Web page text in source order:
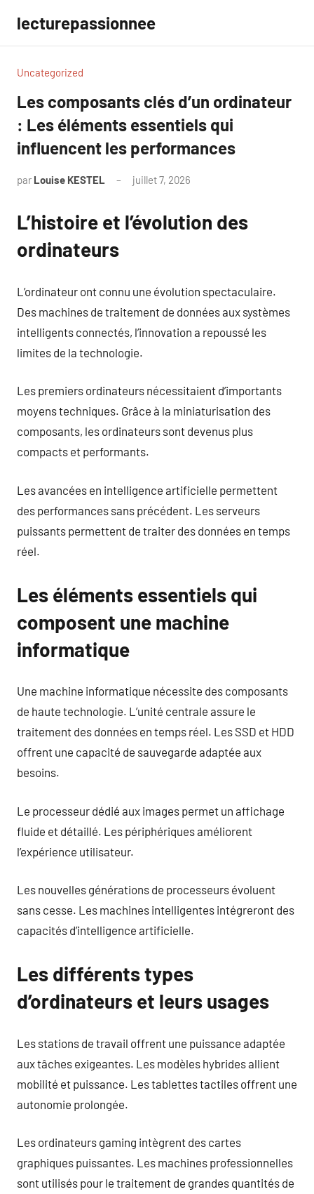
contenu
lecturepassionnee
Uncategorized
Les composants clés d’un ordinateur
: Les éléments essentiels qui
influencent les performances
par Louise KESTEL juillet 7, 2026
L’histoire et l’évolution des
ordinateurs
L’ordinateur ont connu une évolution spectaculaire.
Des machines de traitement de données aux systèmes
intelligents connectés, l’innovation a repoussé les
limites de la technologie.
Les premiers ordinateurs nécessitaient d’importants
moyens techniques. Grâce à la miniaturisation des
composants, les ordinateurs sont devenus plus
compacts et performants.
Les avancées en intelligence artificielle permettent
des performances sans précédent. Les serveurs
puissants permettent de traiter des données en temps
réel.
Les éléments essentiels qui
composent une machine
informatique
Une machine informatique nécessite des composants
de haute technologie. L’unité centrale assure le
traitement des données en temps réel. Les SSD et HDD
offrent une capacité de sauvegarde adaptée aux
besoins.
Le processeur dédié aux images permet un affichage
fluide et détaillé. Les périphériques améliorent
l’expérience utilisateur.
Les nouvelles générations de processeurs évoluent
sans cesse. Les machines intelligentes intégreront des
capacités d’intelligence artificielle.
Les différents types
d’ordinateurs et leurs usages
Les stations de travail offrent une puissance adaptée
aux tâches exigeantes. Les modèles hybrides allient
mobilité et puissance. Les tablettes tactiles offrent une
autonomie prolongée.
Les ordinateurs gaming intègrent des cartes
graphiques puissantes. Les machines professionnelles
sont utilisés pour le traitement de grandes quantités de